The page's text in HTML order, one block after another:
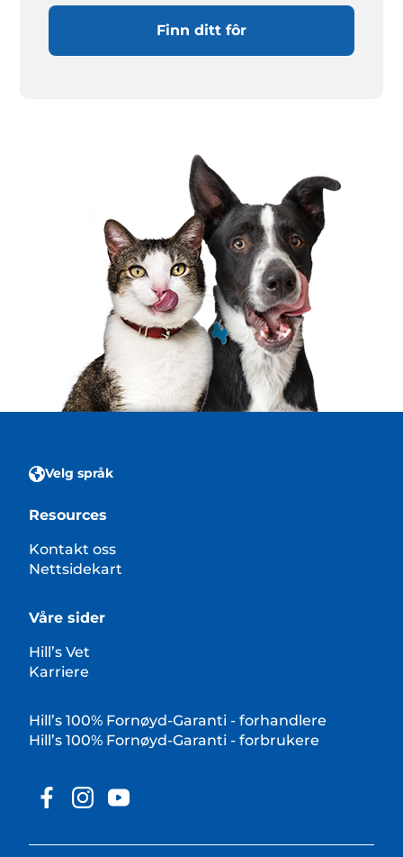
Finn ditt fôr
Velg språk
Resources
Kontakt oss
Nettsidekart
Våre sider
Hill’s Vet
Karriere
Hill’s 100% Fornøyd-Garanti - forhandlere
Hill’s 100% Fornøyd-Garanti - forbrukere